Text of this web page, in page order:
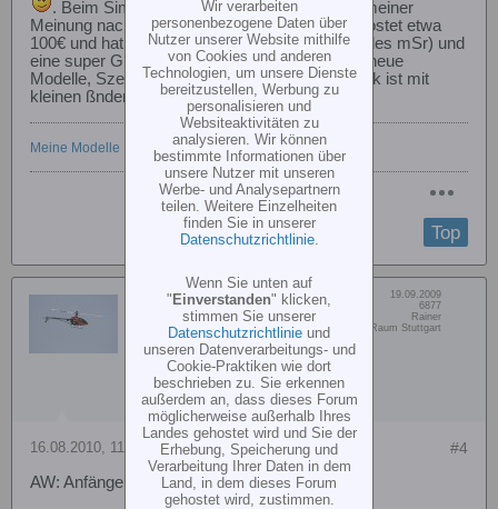
. Beim Sim gibts noch den Phoenix, der ist meiner
Meinung nach deutlich besser als der Heli-X, kostet etwa
100€ und hat sehr viel Modelle( z.Bsp. den Blades mSr) und
eine super Grafik, außerdem kommen laufend neue
Modelle, Szenerien und Patches. Die Flugphysik ist mit
kleinen ßnderungen äußerst realitätsnah.
Meine Modelle
Top
Rambole
Senior Member
Dabei seit:
19.09.2009
Beiträge:
6877
Vorname:
Rainer
Wohn/Flugort:
Schönaich,Raum Stuttgart
#4
16.08.2010, 11:04
AW: Anfänger sagt danke!
Wir verarbeiten
personenbezogene Daten über
Nutzer unserer Website mithilfe
von Cookies und anderen
Technologien, um unsere Dienste
bereitzustellen, Werbung zu
personalisieren und
Websiteaktivitäten zu
analysieren. Wir können
bestimmte Informationen über
unsere Nutzer mit unseren
Werbe- und Analysepartnern
teilen. Weitere Einzelheiten
finden Sie in unserer
Datenschutzrichtlinie.
Wenn Sie unten auf
" Einverstanden" klicken,
stimmen Sie unserer
Datenschutzrichtlinie und
unseren Datenverarbeitungs- und
Cookie-Praktiken wie dort
beschrieben zu. Sie erkennen
außerdem an, dass dieses Forum
möglicherweise außerhalb Ihres
Landes gehostet wird und Sie der
Erhebung, Speicherung und
Verarbeitung Ihrer Daten in dem
Land, in dem dieses Forum
gehostet wird, zustimmen.